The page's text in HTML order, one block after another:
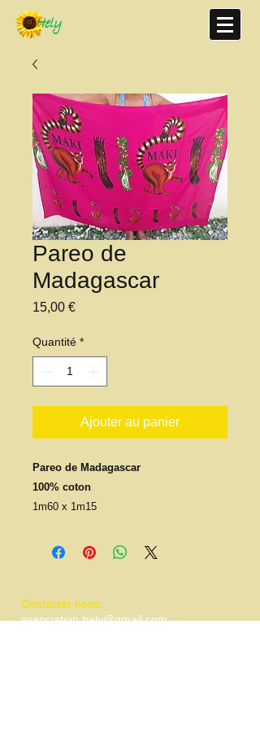
Pareo de
Madagascar
15,00 €Prix
Quantité *
Ajouter au panier
Pareo de Madagascar
100% coton
1m60 x 1m15
​​Contacter nous:
association.hely@gmail.com